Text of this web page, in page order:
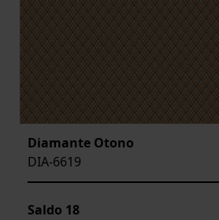
Diamante Otono
DIA-6619
Saldo 18